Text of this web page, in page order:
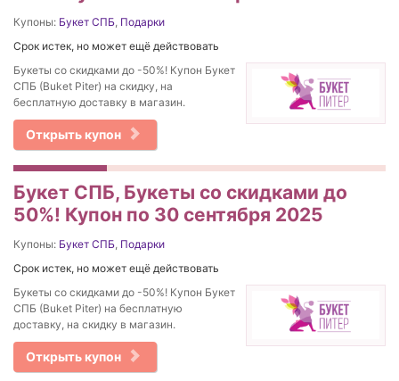
Купоны: Букет СПБ, Подарки
Срок истек, но может ещё действовать
Букеты со скидками до -50%! Купон Букет
СПБ (Buket Piter) на скидку, на
бесплатную доставку в магазин.
Открыть купон
Букет СПБ, Букеты со скидками до
50%! Купон по 30 сентября 2025
Купоны: Букет СПБ, Подарки
Срок истек, но может ещё действовать
Букеты со скидками до -50%! Купон Букет
СПБ (Buket Piter) на бесплатную
доставку, на скидку в магазин.
Открыть купон